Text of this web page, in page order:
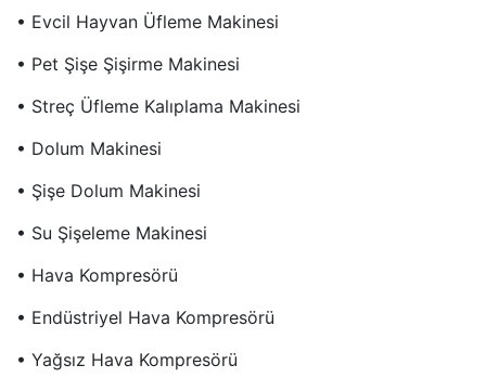
• Evcil Hayvan Üfleme Makinesi
• Pet Şişe Şişirme Makinesi
• Streç Üfleme Kalıplama Makinesi
• Dolum Makinesi
• Şişe Dolum Makinesi
• Su Şişeleme Makinesi
• Hava Kompresörü
• Endüstriyel Hava Kompresörü
• Yağsız Hava Kompresörü